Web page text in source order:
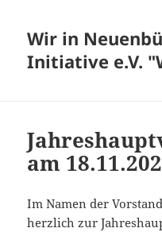
Wir in
Initiative e.V.
am
Im Namen der
herzlich zur